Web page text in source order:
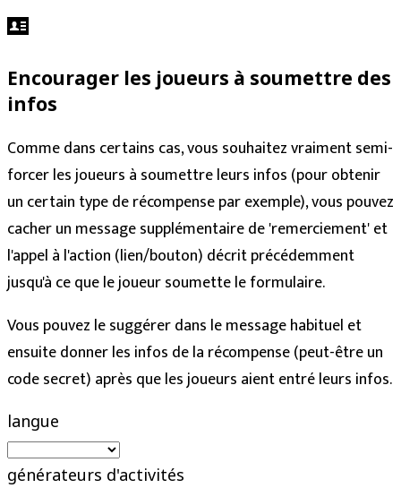
Encourager les joueurs à soumettre des
infos
Comme dans certains cas, vous souhaitez vraiment semi-
forcer les joueurs à soumettre leurs infos (pour obtenir
un certain type de récompense par exemple), vous pouvez
cacher un message supplémentaire de 'remerciement' et
l'appel à l'action (lien/bouton) décrit précédemment
jusqu'à ce que le joueur soumette le formulaire.
Vous pouvez le suggérer dans le message habituel et
ensuite donner les infos de la récompense (peut-être un
code secret) après que les joueurs aient entré leurs infos.
langue
générateurs d'activités